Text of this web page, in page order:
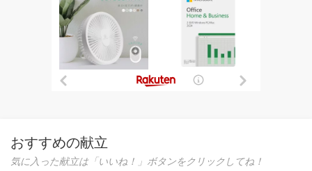
おすすめの献立
気に入った献立は「いいね！」ボタンをクリックしてね！